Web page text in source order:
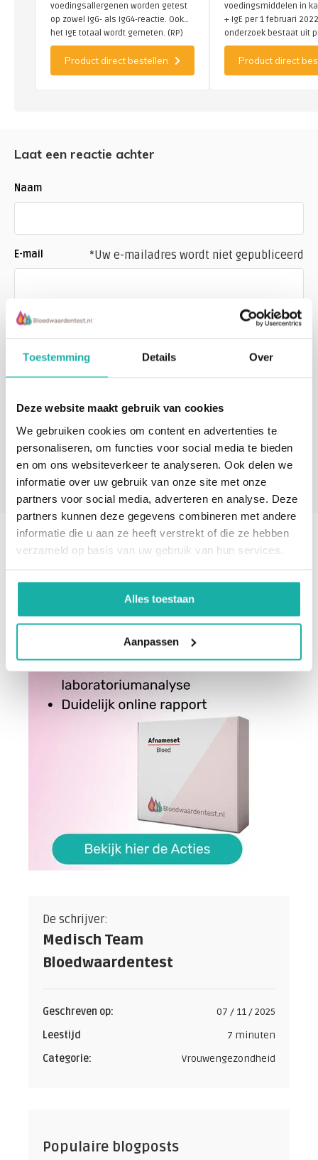
Toestemming Details Over
Deze website maakt gebruik van cookies
We gebruiken cookies om content en advertenties te
personaliseren, om functies voor social media te bieden
en om ons websiteverkeer te analyseren. Ook delen we
informatie over uw gebruik van onze site met onze
partners voor social media, adverteren en analyse. Deze
partners kunnen deze gegevens combineren met andere
informatie die u aan ze heeft verstrekt of die ze hebben
verzameld op basis van uw gebruik van hun services.
Alles toestaan
Aanpassen
voedingsallergenen worden getest
op zowel IgG- als IgG4-reactie. Ook
het IgE totaal wordt gemeten. (RP)
Product direct bestellen
voedingsmiddelen in
+ IgE per 1 februari
onderzoek bestaat uit
en voedingsscreening
Product direct
Laat een reactie achter
Naam
E-mail *Uw e-mailadres wordt niet gepubliceerd
Opmerking*
* Verplichte velden Verstuur
De schrijver:
Medisch Team
Bloedwaardentest
Geschreven op:
07 / 11 / 2025
Leestijd
7 minuten
Categorie:
Vrouwengezondheid
Populaire blogposts